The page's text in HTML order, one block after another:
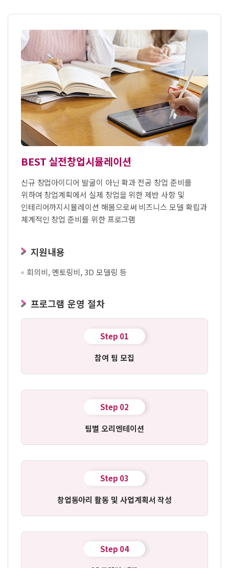
BEST 실전창업시뮬레이션
신규 창업아이디어 발굴이 아닌 확과 전공 창업 준비를
위하여 창업계획에서 실제 창업을 위한 제반 사항 및
인테리어까지시뮬레이션 해봄으로써 비즈니스 모델 확립과
체계적인 창업 준비를 위한 프로그램
지원내용
회의비, 멘토링비, 3D 모델링 등
프로그램 운영 절차
Step 01
참여 팀 모집
Step 02
팀별 오리엔테이션
Step 03
창업동아리 활동 및 사업계획서 작성
Step 04